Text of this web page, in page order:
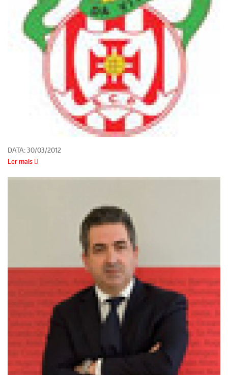
DATA:30/03/2012
Ler mais